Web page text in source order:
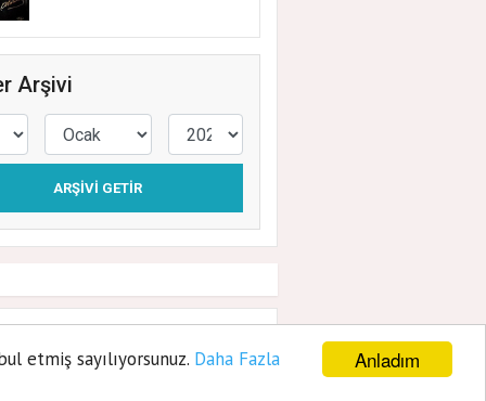
Anladım
etmiş sayılıyorsunuz. Daha Fazla
Arşivi
ARŞIVI GETIR
kırtasiye